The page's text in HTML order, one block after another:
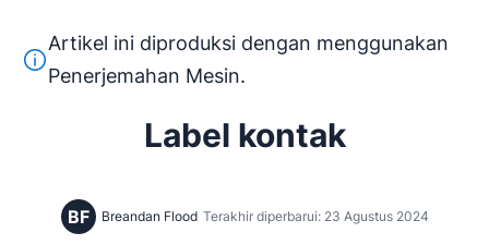
Hubungi Staf Dukungan
Teks ini diterjemahkan dari bahasa Inggris dengan
Artikel ini diproduksi dengan menggunakan
Penerjemahan Mesin.
Label kontak
BF Breandan Flood Terakhir diperbarui: 23 Agustus 2024